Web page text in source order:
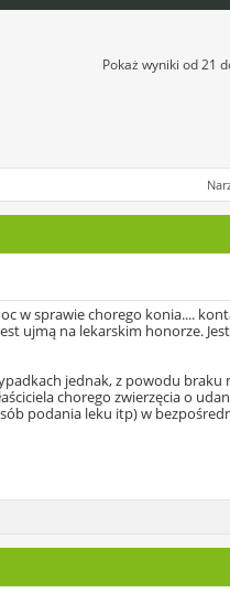
Pokaż wyniki od 21
w sprawie chorego konia....
ujmą na lekarskim honorze.
jednak, z powodu
chorego zwierzęcia o
podania leku itp) w